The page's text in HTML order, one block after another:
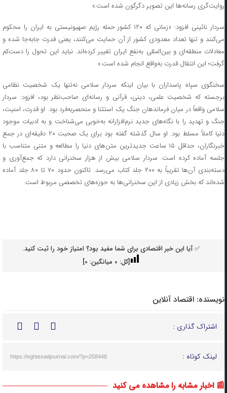
روایت‌گری رسانه‌ها این تصویر دگرگون شده است.»
سردار نائینی افزود: «زمانی که ۱۲۰ کشور حمله رژیم صهیونیستی به ایران را محکوم
می‌کنند و تنها تعداد معدودی کشور از آن حمایت می‌کنند، یعنی قدرت جابه‌جا شده و
معادلات منطقه‌ای و بین‌المللی به‌نفع ایران تغییر کرده‌اند. نباید این تحول را دست‌کم
گرفت؛ این انتقال قدرت به‌واقع انجام شده است.»
سخنگوی سپاه پاسداران با بیان اینکه سردار سلامی نه‌تنها یک شخصیت نظامی
برجسته که شخصیت علمی، دینی، قرآنی و رسانه‌ای صاحب‌نظر بود، افزود: سردار
سلامی واقعاً در میان فرماندهان جنگ یک استثنا و منحصربه‌فرد بود. او قدرت، امنیت،
جنگ و تهدید را با نگاه‌های جدید نرم‌افزارانه به‌خوبی می‌شناخت و به ادبیات موجود
دنیا کاملاً مسلط بود. او سال گذشته گفته بود برای یک صحبت ۲۰ دقیقه‌ای در جمع
خبرنگاران، حداقل ۱۵ ساعت جدیدترین متن‌های دنیا را مطالعه و متنی متناسب با
جلسه آماده کرده است. سردار سلامی بیش از هزار سخنرانی دارد که جمع‌آوری و
دسته‌بندی آن‌ها تقریباً به ۲۰۰ جلد کتاب می‌رسد. تاکنون حدود ۷۰ تا ۸۰ جلد آماده
شده‌اند که بخش زیادی از این سخنرانی‌ها به حوزه‌های تخصصی مربوط است.
✅ آیا این خبر اقتصادی برای شما مفید بود؟ امتیاز خود را ثبت کنید.
[کل: 0میانگین: 0
]
نویسنده: اقتصاد آنلاین
اشتراک گذاری :
لینک کوتاه : https://eghtesadjournal.com/?p=258448
📰 اخبار مشابه را مشاهده می کنید